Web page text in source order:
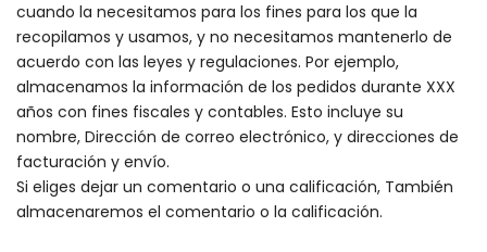
cuando la necesitamos para los fines para los que la
recopilamos y usamos, y no necesitamos mantenerlo de
acuerdo con las leyes y regulaciones. Por ejemplo,
almacenamos la información de los pedidos durante XXX
años con fines fiscales y contables. Esto incluye su
nombre, Dirección de correo electrónico, y direcciones de
facturación y envío.
Si eliges dejar un comentario o una calificación, También
almacenaremos el comentario o la calificación.